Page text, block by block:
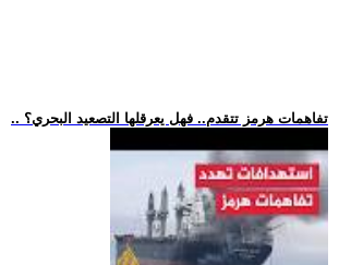
.. تفاهمات هرمز تتقدم.. فهل يعرقلها التصعيد البحري؟